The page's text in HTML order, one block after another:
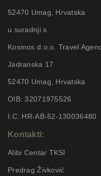
52470 Umag, Hrvatska
u suradnji s
Kosmos d.o.o. Travel
Jadranska 17
52470 Umag, Hrvatska
OIB: 32071975526
I.C. HR-AB-52-130036480
Kontakti:
Alibi Centar TKSI
Predrag Živković